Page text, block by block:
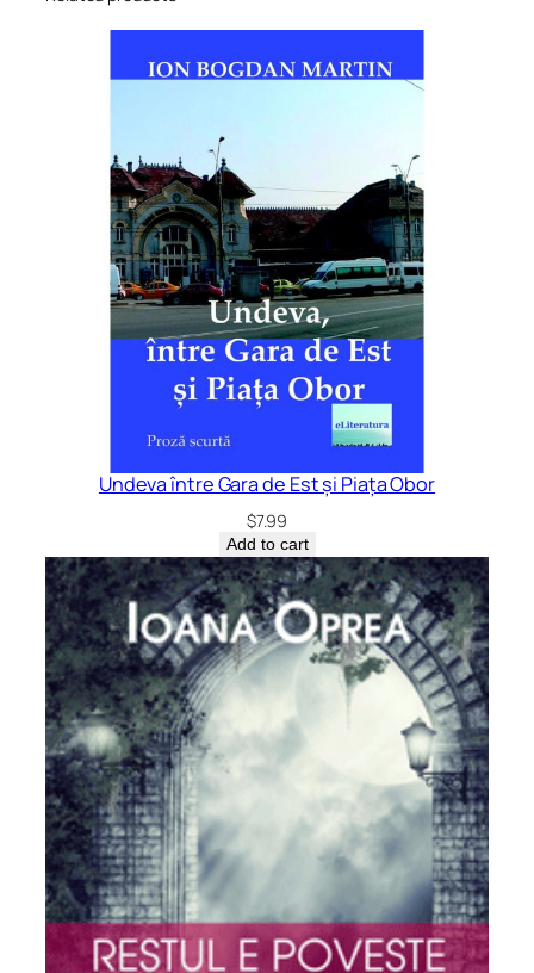
Undeva între Gara de Est și Piața Obor
$7.99
Add to cart